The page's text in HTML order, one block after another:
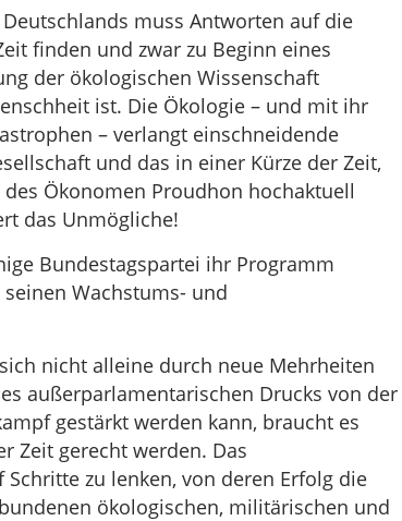
muss Antworten auf die
finden und zwar zu Beginn eines
der ökologischen Wissenschaft
ist. Die Ökologie – und mit ihr
– verlangt einschneidende
und das in einer Kürze der Zeit,
Ökonomen Proudhon hochaktuell
das Unmögliche!
Bundestagspartei ihr Programm
Wachstums- und
nicht alleine durch neue Mehrheiten
außerparlamentarischen Drucks von der
gestärkt werden kann, braucht es
Zeit gerecht werden. Das
zu lenken, von deren Erfolg die
ökologischen, militärischen und